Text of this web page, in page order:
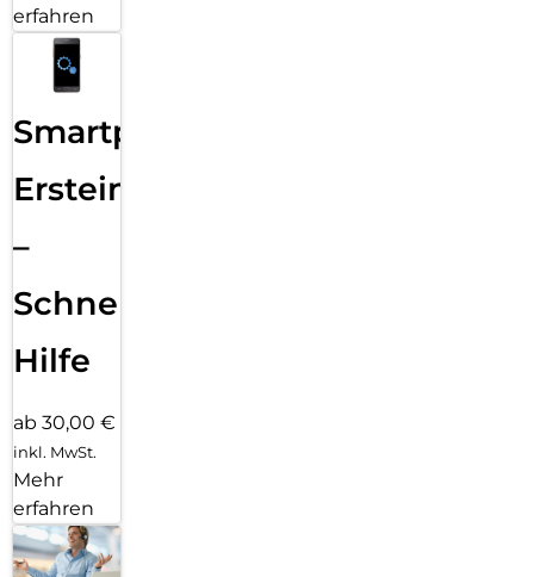
erfahren
Smartphone
Ersteinrichtung
–
Schnelle
Hilfe
ab 30,00 €
inkl. MwSt.
Mehr
erfahren